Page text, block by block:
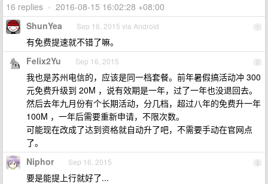
16 replies • 2016-08-15 16:02:28 +08:00
1
ShunYea Sep 16, 2015 via Android
有免费提速就不错了嘛。
2
Felix2Yu Sep 16, 2015
我也是苏州电信的，应该是同一档套餐。前年暑假搞活动冲 300
元免费升级到 20M ，说有效期是一年，过了一年也没退回去。
然后去年九月份有个长期活动，分几档，超过八年的免费升一年
100M ，一年后需要重新申请，不限次数。
可能现在改成了达到资格就自动升了吧，不需要手动在官网点
了。
3
Niphor Sep 16, 2015
要是能提上行就好了...